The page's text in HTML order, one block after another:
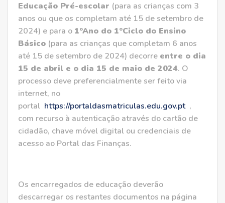
Educação Pré-escolar (para as crianças com 3
anos ou que os completam até 15 de setembro de
2024) e para o 1ºAno do 1ºCiclo do Ensino
Básico (para as crianças que completam 6 anos
até 15 de setembro de 2024) decorre entre o dia
15 de abril e o dia 15 de maio de 2024. O
processo deve preferencialmente ser feito via
internet, no
portal https://portaldasmatriculas.edu.gov.pt,
com recurso à autenticação através do cartão de
cidadão, chave móvel digital ou credenciais de
acesso ao Portal das Finanças.
Os encarregados de educação deverão
descarregar os restantes documentos na página